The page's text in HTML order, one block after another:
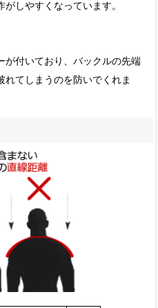
しやすくなっています。
が付いており、バックルの先端
てしまうのを防いでくれま